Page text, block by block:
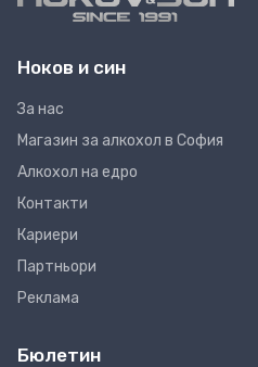
Ноков и син
За нас
Магазин за алкохол в София
Алкохол на едро
Контакти
Кариери
Партньори
Реклама
Бюлетин